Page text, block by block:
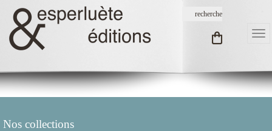
Nos collections